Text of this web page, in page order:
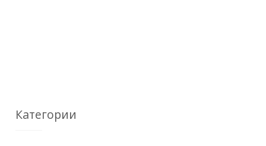
Категории